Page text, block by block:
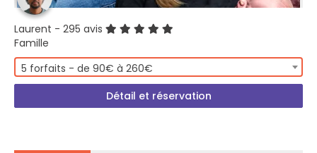
Laurent - 295 avis
Famille
5 forfaits - de 90€ à 260€
Détail et réservation